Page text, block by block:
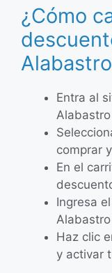
¿Cómo
Entra al
Alabastro
comprar
En el
Ingresa
Haz clic
y activar